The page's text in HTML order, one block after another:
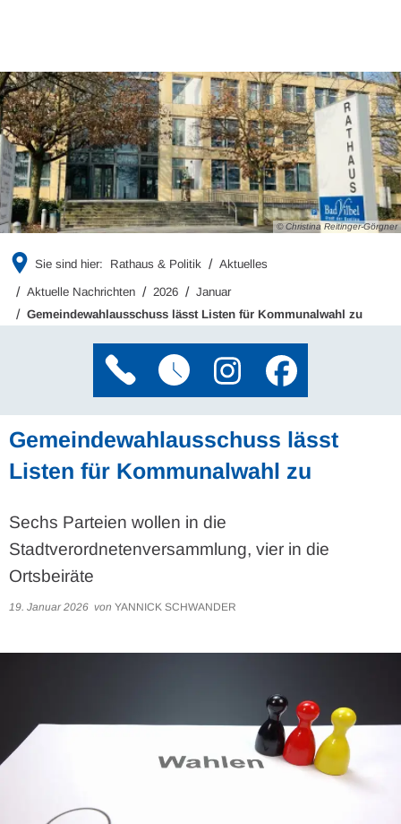
© Christina Reitinger-Görgner
Sie sind hier: Rathaus & Politik Aktuelles
Aktuelle Nachrichten 2026
Januar
Gemeindewahlausschuss lässt Listen für Kommunalwahl zu
Gemeindewahlausschuss lässt
Listen für Kommunalwahl zu
Sechs Parteien wollen in die
Stadtverordnetenversammlung, vier in die
Ortsbeiräte
19. Januar 2026 von YANNICK SCHWANDER